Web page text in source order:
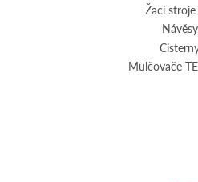
Žací stroje
Návěsy
Mulčovače